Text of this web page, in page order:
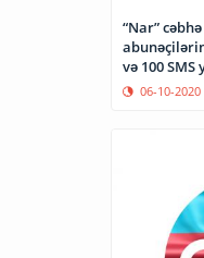
“Nar”
və 100
06-10-2020